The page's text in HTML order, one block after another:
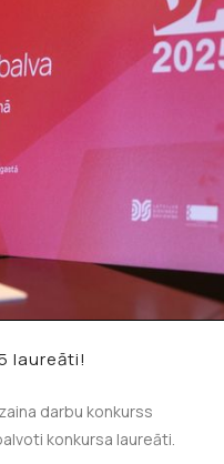
laureāti!
darbu konkurss
konkursa laureāti.